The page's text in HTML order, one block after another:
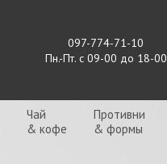
097-774-71-10
Пн.-Пт. с 09-00 до 18-00
Чай
& кофе
Противни
& формы